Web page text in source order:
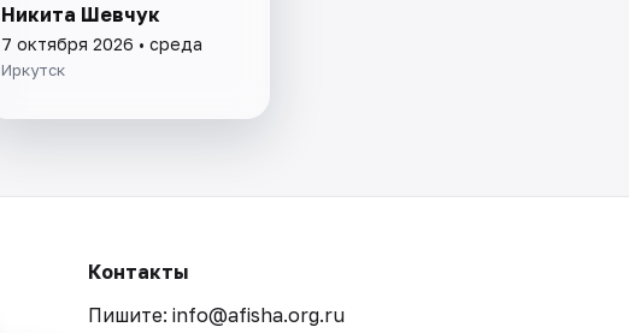
Никита Шевчук
7 октября 2026 • среда
Иркутск
Контакты
Пишите: info@afisha.org.ru